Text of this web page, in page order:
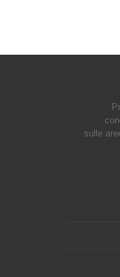
sulle